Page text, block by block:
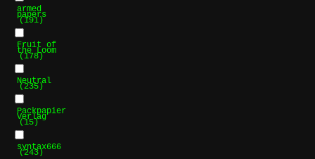
armed
papers
(191)
Fruit of
the Loom
(178)
Neutral
(235)
Packpapier
Verlag
(15)
syntax666
(243)